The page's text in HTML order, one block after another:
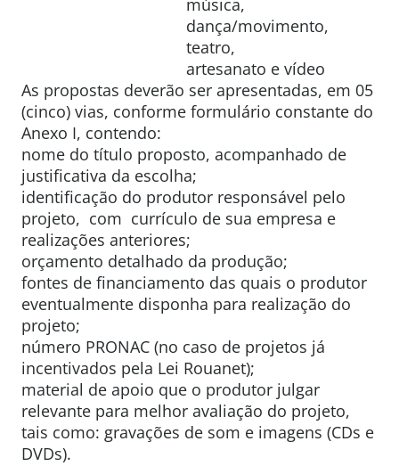
música,
dança/movimento,
teatro,
artesanato e vídeo
As propostas deverão ser apresentadas, em 05
(cinco) vias, conforme formulário constante do
Anexo I, contendo:
nome do título proposto, acompanhado de
justificativa da escolha;
identificação do produtor responsável pelo
projeto, com currículo de sua empresa e
realizações anteriores;
orçamento detalhado da produção;
fontes de financiamento das quais o produtor
eventualmente disponha para realização do
projeto;
número PRONAC (no caso de projetos já
incentivados pela Lei Rouanet);
material de apoio que o produtor julgar
relevante para melhor avaliação do projeto,
tais como: gravações de som e imagens (CDs e
DVDs).